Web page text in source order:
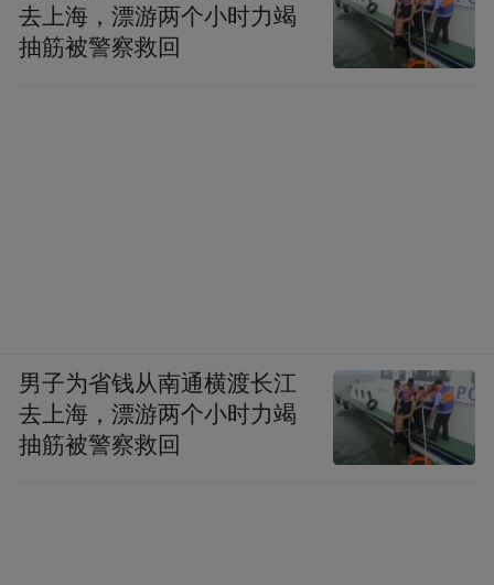
去上海，漂游两个小时力竭
抽筋被警察救回
男子为省钱从南通横渡长江
去上海，漂游两个小时力竭
抽筋被警察救回